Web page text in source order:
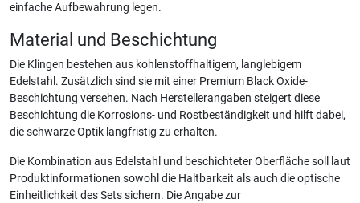
einfache Aufbewahrung legen.
Material und Beschichtung
Die Klingen bestehen aus kohlenstoffhaltigem, langlebigem
Edelstahl. Zusätzlich sind sie mit einer Premium Black Oxide-
Beschichtung versehen. Nach Herstellerangaben steigert diese
Beschichtung die Korrosions- und Rostbeständigkeit und hilft dabei,
die schwarze Optik langfristig zu erhalten.
Die Kombination aus Edelstahl und beschichteter Oberfläche soll laut
Produktinformationen sowohl die Haltbarkeit als auch die optische
Einheitlichkeit des Sets sichern. Die Angabe zur